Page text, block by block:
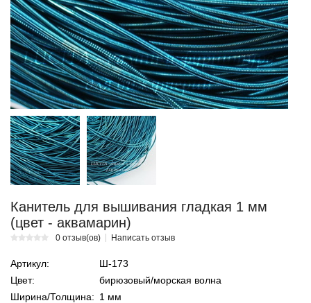
Канитель для вышивания гладкая 1 мм
(цвет - аквамарин)
0 отзыв(ов) Написать отзыв
Артикул:
Ш-173
Цвет:
бирюзовый/морская волна
Ширина/Толщина: 1 мм